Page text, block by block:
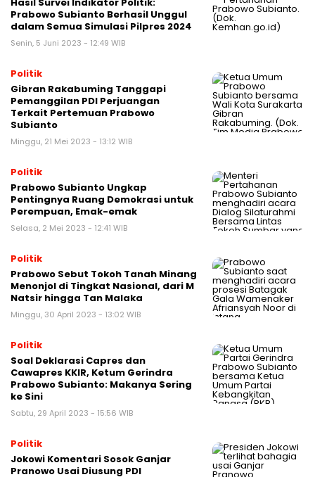
Hasil Survei Indikator Politik:
Prabowo Subianto Berhasil Unggul
dalam Semua Simulasi Pilpres 2024
Senin, 5 Juni 2023 - 12:49 WIB
Politik
Gibran Rakabuming Tanggapi
Pemanggilan PDI Perjuangan
Terkait Pertemuan Prabowo
Subianto
Minggu, 21 Mei 2023 - 13:12 WIB
Politik
Prabowo Subianto Ungkap
Pentingnya Ruang Demokrasi untuk
Perempuan, Emak-emak
Selasa, 2 Mei 2023 - 12:41 WIB
Politik
Prabowo Sebut Tokoh Tanah Minang
Menonjol di Tingkat Nasional, dari M
Natsir hingga Tan Malaka
Minggu, 30 April 2023 - 13:02 WIB
Politik
Soal Deklarasi Capres dan
Cawapres KKIR, Ketum Gerindra
Prabowo Subianto: Makanya Sering
ke Sini
Sabtu, 29 April 2023 - 15:56 WIB
Politik
Jokowi Komentari Sosok Ganjar
Pranowo Usai Diusung PDI